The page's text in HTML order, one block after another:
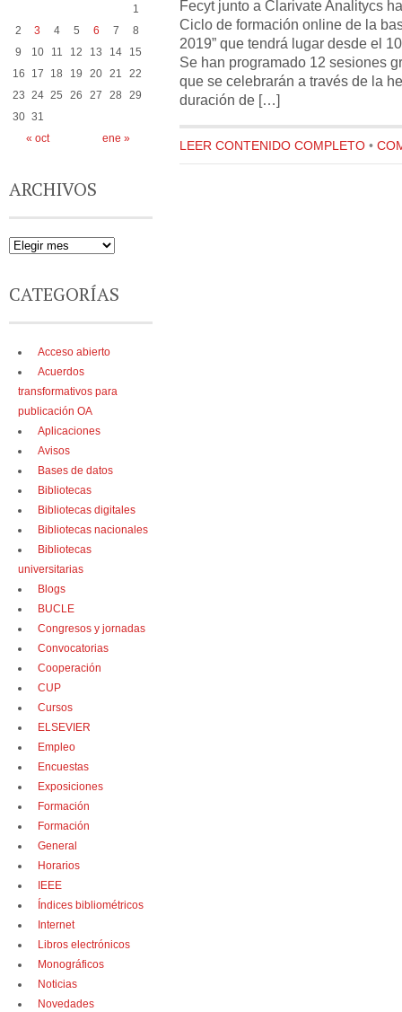
Fecyt junto a Clarivate Analitycs
Ciclo de formación online de la
2019” que tendrá lugar desde el
Se han programado 12 sesiones
que se celebrarán a través de la
duración de […]
LEER CONTENIDO COMPLETO •
« oct ene »
1
2
3 4 5 6 7
8
9
10 11 12 13 14
15
16
17 18 19 20 21
22
23 24 25 26 27 28
29
30 31
ARCHIVOS
CATEGORÍAS
Acceso abierto
Acuerdos
transformativos para
publicación OA
Aplicaciones
Avisos
Bases de datos
Bibliotecas
Bibliotecas digitales
Bibliotecas nacionales
Bibliotecas
universitarias
Blogs
BUCLE
Congresos y jornadas
Convocatorias
Cooperación
CUP
Cursos
ELSEVIER
Empleo
Encuestas
Exposiciones
Formación
Formación
General
Horarios
IEEE
Índices bibliométricos
Internet
Libros electrónicos
Monográficos
Noticias
Novedades